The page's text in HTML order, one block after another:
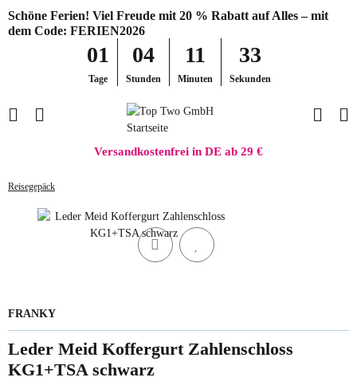
Schöne Ferien! Viel Freude mit 20 % Rabatt auf Alles – mit
dem Code: FERIEN2026
01
Tage
04
Stunden
11
Minuten
33
Sekunden
Versandkostenfrei in DE ab 29 €
Reisegepäck
FRANKY
Leder Meid Koffergurt Zahlenschloss
KG1+TSA schwarz